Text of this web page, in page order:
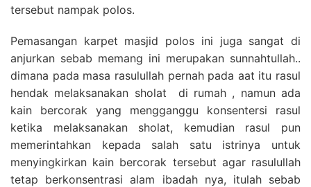
tersebut nampak polos.
Pemasangan karpet masjid polos ini juga sangat di
anjurkan sebab memang ini merupakan sunnahtullah..
dimana pada masa rasulullah pernah pada aat itu rasul
hendak melaksanakan sholat di rumah , namun ada
kain bercorak yang mengganggu konsentersi rasul
ketika melaksanakan sholat, kemudian rasul pun
memerintahkan kepada salah satu istrinya untuk
menyingkirkan kain bercorak tersebut agar rasulullah
tetap berkonsentrasi alam ibadah nya, itulah sebab